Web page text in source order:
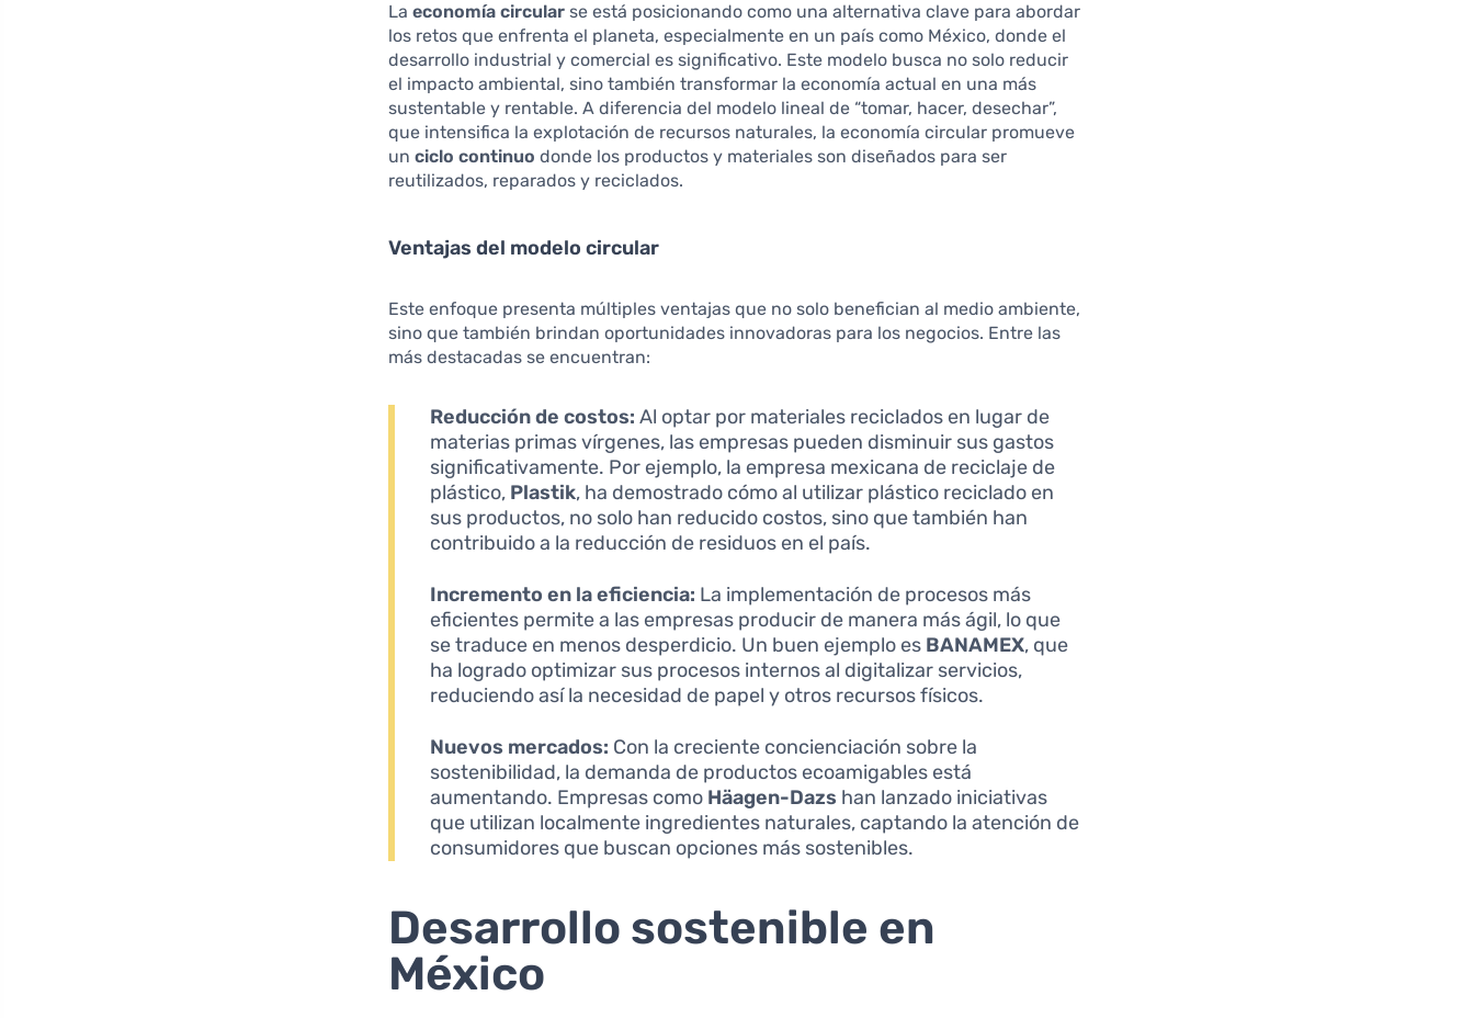
Laeconomía circular se está posicionando como una alternativa clave para abordar
los retos que enfrenta el planeta, especialmente en un país como México, donde el
desarrollo industrial y comercial es significativo. Este modelo busca no solo reducir
el impacto ambiental, sino también transformar la economía actual en una más
sustentable y rentable. A diferencia del modelo lineal de “tomar, hacer, desechar”,
que intensifica la explotación de recursos naturales, la economía circular promueve
unciclo continuo donde los productos y materiales son diseñados para ser
reutilizados, reparados y reciclados.
Ventajas del modelo circular
Este enfoque presenta múltiples ventajas que no solo benefician al medio ambiente,
sino que también brindan oportunidades innovadoras para los negocios. Entre las
más destacadas se encuentran:
Reducción de costos: Al optar por materiales reciclados en lugar de
materias primas vírgenes, las empresas pueden disminuir sus gastos
significativamente. Por ejemplo, la empresa mexicana de reciclaje de
plástico, Plastik, ha demostrado cómo al utilizar plástico reciclado en
sus productos, no solo han reducido costos, sino que también han
contribuido a la reducción de residuos en el país.
Incremento en la eficiencia: La implementación de procesos más
eficientes permite a las empresas producir de manera más ágil, lo que
se traduce en menos desperdicio. Un buen ejemplo es BANAMEX, que
ha logrado optimizar sus procesos internos al digitalizar servicios,
reduciendo así la necesidad de papel y otros recursos físicos.
Nuevos mercados: Con la creciente concienciación sobre la
sostenibilidad, la demanda de productos ecoamigables está
aumentando. Empresas como Häagen-Dazs han lanzado iniciativas
que utilizan localmente ingredientes naturales, captando la atención de
consumidores que buscan opciones más sostenibles.
Desarrollo sostenible en
México